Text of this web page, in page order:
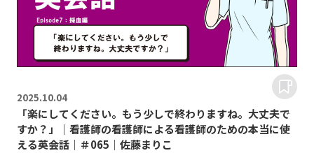
2025.10.04
「楽にしてください。もう少しで終わりますね。大丈夫で
すか？」｜看護師の看護師による看護師のための本当に使
える英会話｜＃065｜佐藤まりこ